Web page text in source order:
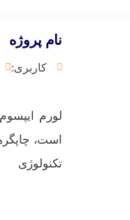
نام پروژه
کاربری:
لورم
است،
تکنولوژی